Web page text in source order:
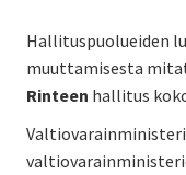
Hallituspuolueiden
muuttamisesta
Rinteen hallitus
Valtiovarainministeri